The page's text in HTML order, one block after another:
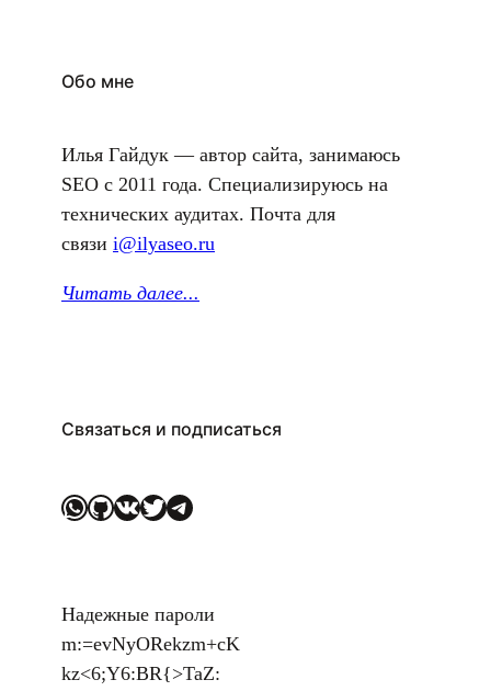
Обо мне
Илья Гайдук — автор сайта, занимаюсь
SEO с 2011 года. Специализируюсь на
технических аудитах. Почта для
связи i@ilyaseo.ru
Читать далее...
Связаться и подписаться
WhatsApp GitHub ВКонтакте Twitter Telegram
Надежные пароли
m:=evNyORekzm+cK
kz<6;Y6:BR{>TaZ: